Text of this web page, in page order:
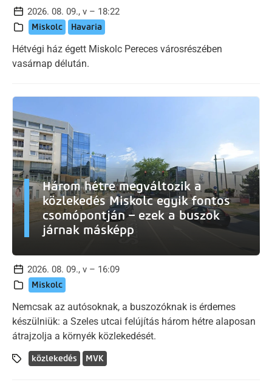
2026. 08. 09., v – 18:22
Miskolc Havaria
Hétvégi ház égett Miskolc Pereces városrészében
vasárnap délután.
Három hétre megváltozik a
közlekedés Miskolc egyik fontos
csomópontján – ezek a buszok
járnak másképp
2026. 08. 09., v – 16:09
Miskolc
Nemcsak az autósoknak, a buszozóknak is érdemes
készülniük: a Szeles utcai felújítás három hétre alaposan
átrajzolja a környék közlekedését.
közlekedés MVK